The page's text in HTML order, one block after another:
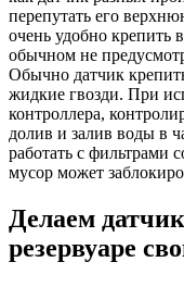
перепутать его
очень удобно крепить
обычном не
Обычно датчик
жидкие гвозди. При
контроллера,
долив и залив воды в
работать с
мусор может
Делаем
резервуаре